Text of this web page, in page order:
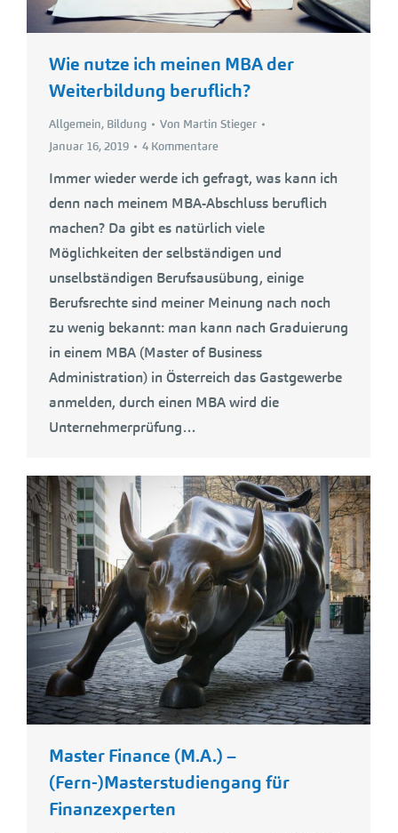
Wie nutze ich meinen MBA der
Weiterbildung beruflich?
Allgemein, Bildung Von Martin Stieger
Januar 16, 2019
4 Kommentare
Immer wieder werde ich gefragt, was kann ich
denn nach meinem MBA-Abschluss beruflich
machen? Da gibt es natürlich viele
Möglichkeiten der selbständigen und
unselbständigen Berufsausübung, einige
Berufsrechte sind meiner Meinung nach noch
zu wenig bekannt: man kann nach Graduierung
in einem MBA (Master of Business
Administration) in Österreich das Gastgewerbe
anmelden, durch einen MBA wird die
Unternehmerprüfung…
Master Finance (M.A.) –
(Fern-)Masterstudiengang für
Finanzexperten